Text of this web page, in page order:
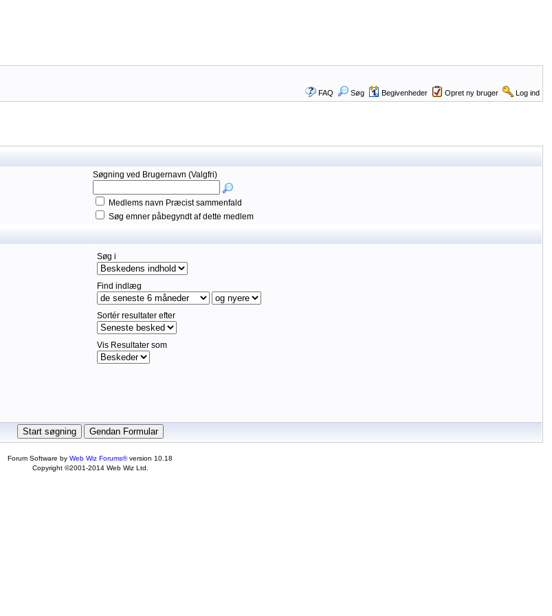
FAQ Søg Begivenheder Opret ny bruger Log ind
Søgning ved Brugernavn (Valgfri)
Medlems navn Præcist sammenfald
Søg emner påbegyndt af dette medlem
Søg i
Find indlæg
Sortér resultater efter
Vis Resultater som
Forum Software by Web Wiz Forums®version 10.18
Copyright ©2001-2014 Web Wiz Ltd.